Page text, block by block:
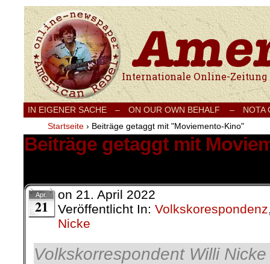
Internationale Onlinezeitung für Frieden,
IN EIGENER SACHE – ON OUR OWN BEHALF –
NOTA
Startseite › Beiträge getaggt mit "Moviemento-Kino"
Beiträge getaggt mit
Apr.
21
on 21. April 2022
Veröffentlicht In: Volkskorespondenz
Nicke
Volkskorrespondent Willi